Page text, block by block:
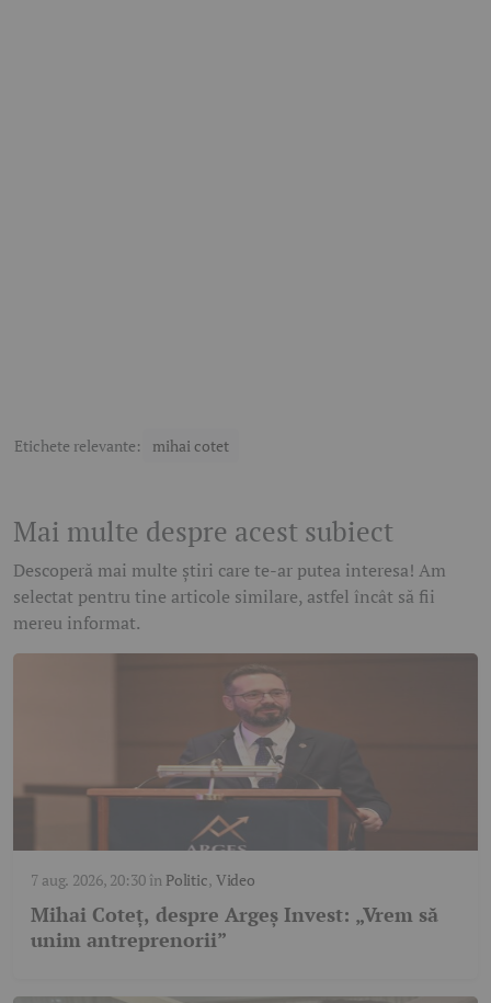
Etichete relevante: mihai cotet
Mai multe despre acest subiect
Descoperă mai multe știri care te-ar putea interesa! Am
selectat pentru tine articole similare, astfel încât să fii
mereu informat.
7 aug. 2026, 20:30în Politic, Video
Mihai Coteț, despre Argeș Invest: „Vrem să
unim antreprenorii”